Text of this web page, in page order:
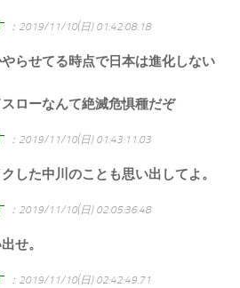
：2019/11/10(日) 01:42:08.18
らせてる時点で日本は進化しない
ローなんて絶滅危惧種だぞ
：2019/11/10(日) 01:43:11.03
した中川のことも思い出してよ。
：2019/11/10(日) 02:05:36.48
せ。
：2019/11/10(日) 02:42:49.71